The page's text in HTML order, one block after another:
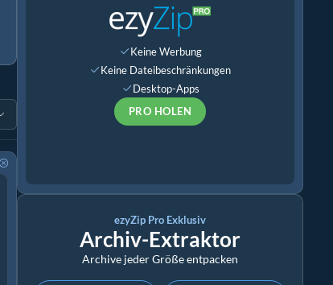
Keine Werbung
Keine Dateibeschränkungen
Desktop-Apps
PRO HOLEN
ezyZip Pro Exklusiv
Archiv-Extraktor
Archive jeder Größe entpacken